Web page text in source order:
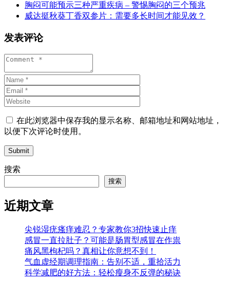
胸闷可能预示三种严重疾病 – 警惕胸闷的三个预兆
威达挺秋葵丁香双参片：需要多长时间才能见效？
发表评论
在此浏览器中保存我的显示名称、邮箱地址和网站地址，
以便下次评论时使用。
Submit
搜索
搜索
近期文章
尖锐湿疣瘙痒难忍？专家教你3招快速止痒
感冒一直拉肚子？可能是肠胃型感冒在作祟
痛风黑枸杞吗？真相让你意想不到！
气血虚经期调理指南：告别不适，重拾活力
科学减肥的好方法：轻松瘦身不反弹的秘诀